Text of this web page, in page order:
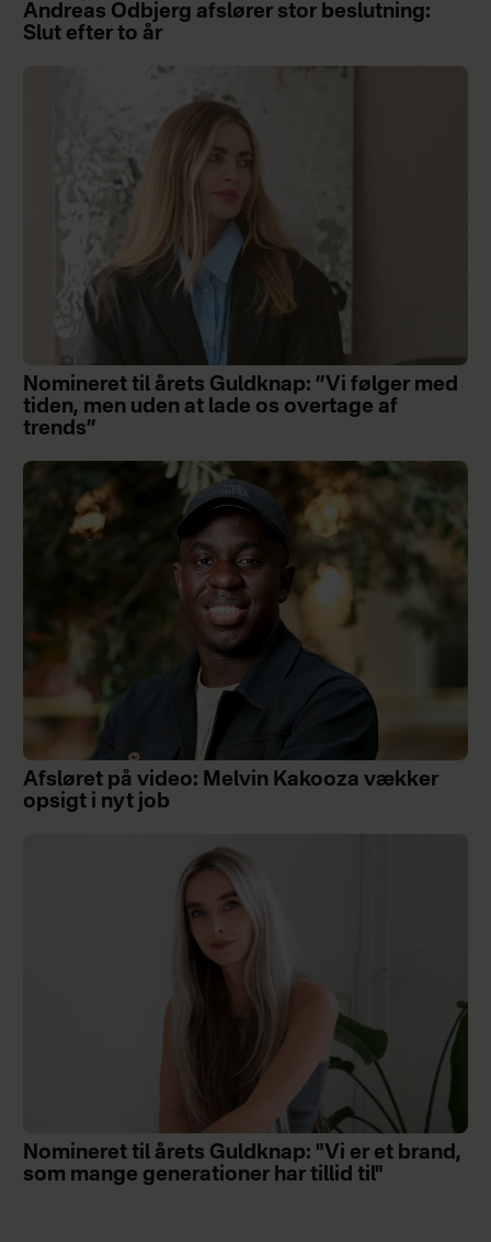
Andreas Odbjerg afslører stor beslutning:
Slut efter to år
Nomineret til årets Guldknap: ”Vi følger med
tiden, men uden at lade os overtage af
trends”
Afsløret på video: Melvin Kakooza vækker
opsigt i nyt job
Nomineret til årets Guldknap: "Vi er et brand,
som mange generationer har tillid til"